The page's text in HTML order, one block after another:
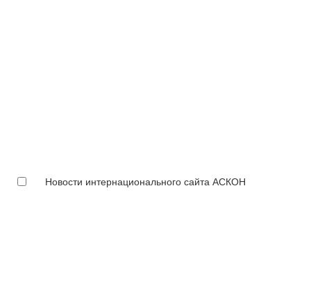
Новости интернационального сайта АСКОН